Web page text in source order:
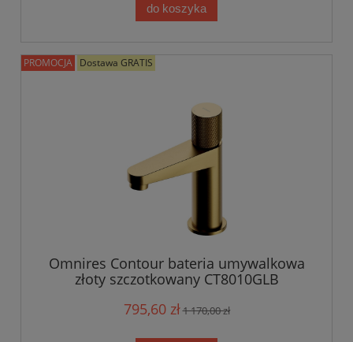
do koszyka
Omnires Contour bateria umywalkowa
złoty szczotkowany CT8010GLB
795,60 zł1 170,00 zł
PROMOCJA Dostawa GRATIS